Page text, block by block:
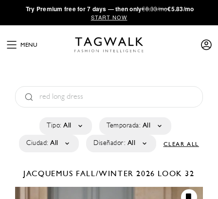
·Try Premium free for 7 days — then only€8.33/mo€5.83/mo
START NOW
MENU
Tipo: All Temporada: All
Ciudad: All Diseñador: All CLEAR ALL
JACQUEMUS FALL/WINTER 2026 LOOK 32